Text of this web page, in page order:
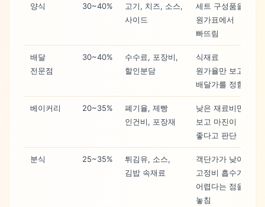
양식 30~40%
고기, 치즈, 소스,
사이드
세트 구성품을
원가표에서
빠뜨림
배달
전문점
30~40%
수수료, 포장비,
할인분담
식재료
원가율만 보고
배달가를 정함
베이커리 20~35%
폐기율, 제빵
인건비, 포장재
낮은 재료비만
보고 마진이
좋다고 판단
분식 25~35%
튀김유, 소스,
김밥 속재료
객단가가 낮아
고정비 흡수가
어렵다는 점을
놓침